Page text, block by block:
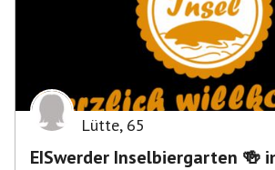
Lütte, 65
EISwerder Inselbiergarten 🍻